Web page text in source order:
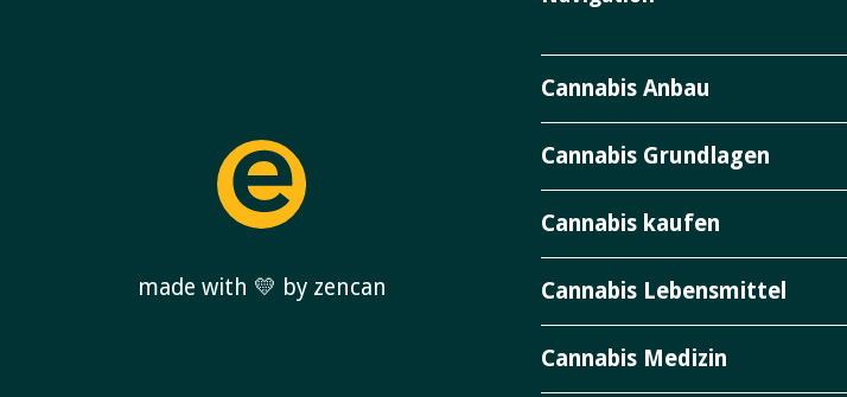
made with 💛 by zencan
Cannabis Anbau
Cannabis Grundlagen
Cannabis kaufen
Cannabis Lebensmittel
Cannabis Medizin